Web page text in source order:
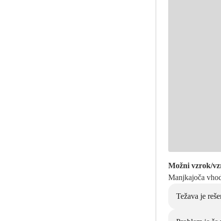
Možni vzrok/
Manjkajoča
Težava je